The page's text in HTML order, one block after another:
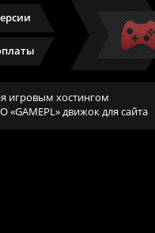
игровым хостингом
движок для сайта